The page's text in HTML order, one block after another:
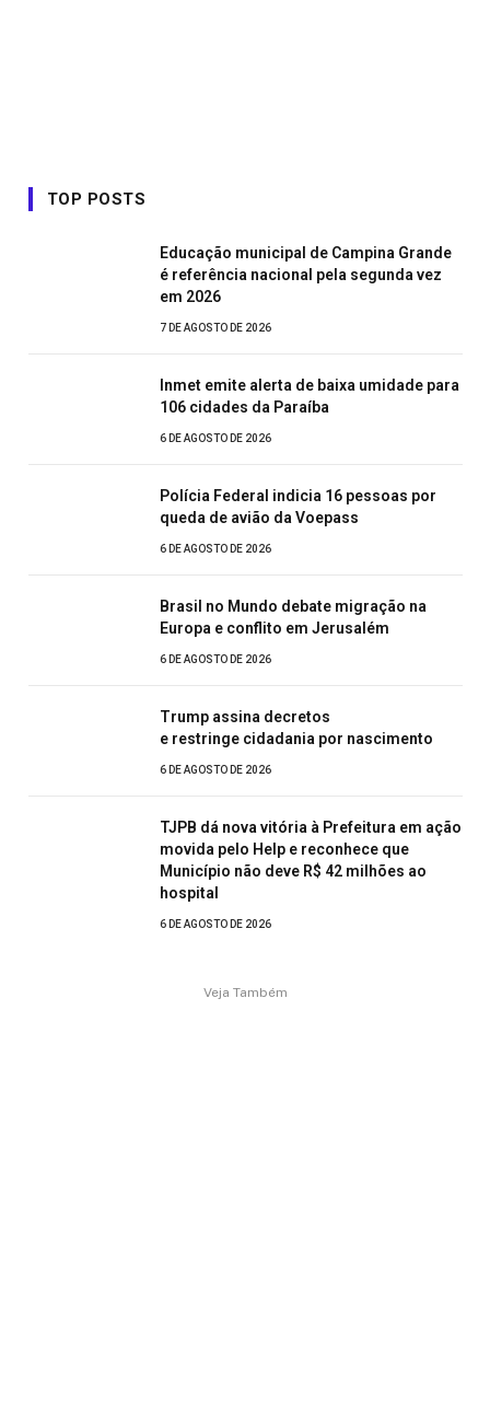
TOP POSTS
Educação municipal de Campina Grande
é referência nacional pela segunda vez
em 2026
7 DE AGOSTO DE 2026
Inmet emite alerta de baixa umidade para
106 cidades da Paraíba
6 DE AGOSTO DE 2026
Polícia Federal indicia 16 pessoas por
queda de avião da Voepass
6 DE AGOSTO DE 2026
Brasil no Mundo debate migração na
Europa e conflito em Jerusalém
6 DE AGOSTO DE 2026
Trump assina decretos
e restringe cidadania por nascimento
6 DE AGOSTO DE 2026
TJPB dá nova vitória à Prefeitura em ação
movida pelo Help e reconhece que
Município não deve R$ 42 milhões ao
hospital
6 DE AGOSTO DE 2026
Veja Também